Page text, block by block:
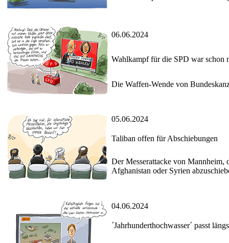
06.06.2024
Wahlkampf für die SPD war schon
Die Waffen-Wende von
05.06.2024
Taliban offen für Abschiebungen
Der Messerattacke von Mannheim,
Afghanistan oder Syrien
04.06.2024
´Jahrhunderthochwasser´ passt